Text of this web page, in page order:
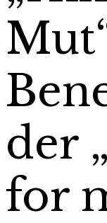
der
for